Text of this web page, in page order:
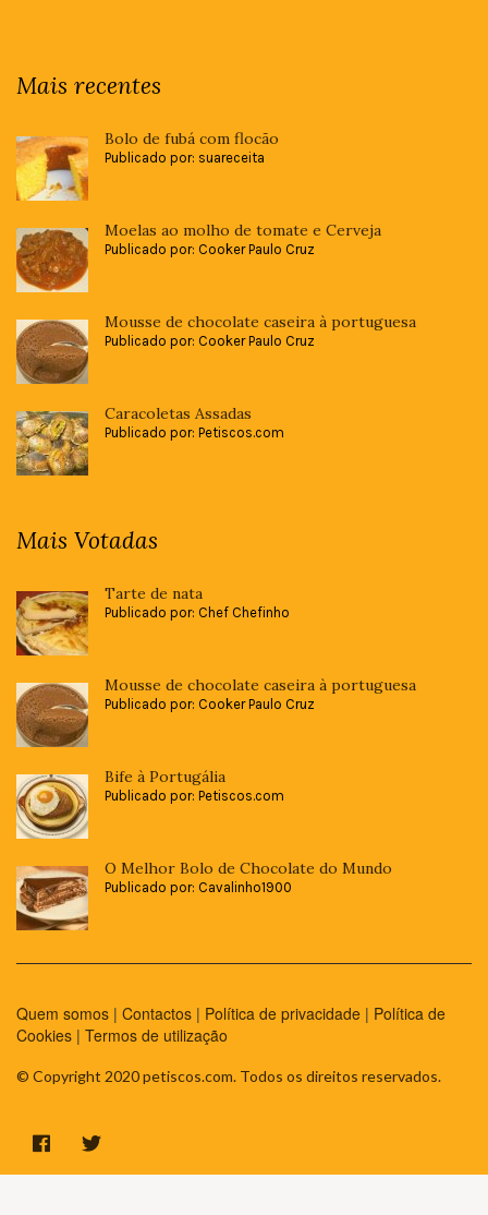
Mais recentes
Bolo de fubá com flocão
Publicado por: suareceita
Moelas ao molho de tomate e Cerveja
Publicado por: Cooker Paulo Cruz
Mousse de chocolate caseira à portuguesa
Publicado por: Cooker Paulo Cruz
Caracoletas Assadas
Publicado por: Petiscos.com
Mais Votadas
Tarte de nata
Publicado por: Chef Chefinho
Mousse de chocolate caseira à portuguesa
Publicado por: Cooker Paulo Cruz
Bife à Portugália
Publicado por: Petiscos.com
O Melhor Bolo de Chocolate do Mundo
Publicado por: Cavalinho1900
Quem somos | Contactos | Política de privacidade | Política de
Cookies | Termos de utilização
© Copyright 2020 petiscos.com. Todos os direitos reservados.